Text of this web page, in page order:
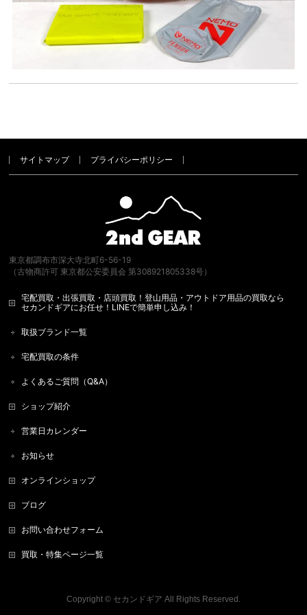
サイトマップ プライバシーポリシー
東京都調布市深大寺北町6-56-19
（古物商許可 東京都公安委員会 第308921805338号）
宅配買取・出張買取・店頭買取！登山用品・アウトドア用品の買取なら
セカンドギアにお任せ！LINEで簡単申し込み！
取扱ブランド一覧
宅配買取の条件
よくあるご質問（Q&A）
ショップ紹介
営業日カレンダー
お知らせ
オンラインショップ
ブログ
お問い合わせフォーム
買取・特集ページ一覧
Copyright © セカンドギア All Rights Reserved.